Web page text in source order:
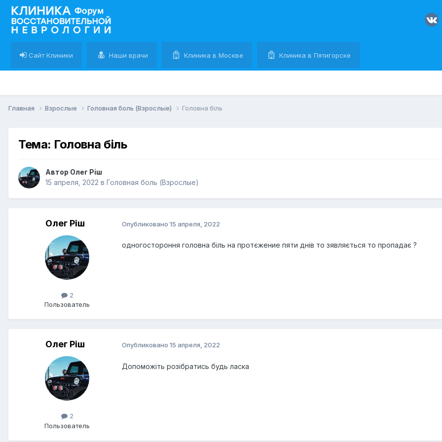
Сайт Клиники Наши врачи Клиника в Москве Клиника в Пятигорске
Главная Взрослые Головная боль (Взрослые) Головна біль
Тема: Головна біль
Автор Олег Рiш
15 апреля, 2022 в Головная боль (Взрослые)
Олег Рiш
2
Пользователь
Опубликовано 15 апреля, 2022
одногостороння головна біль на протєжение пяти днів то зявляється то пропадає ?
Олег Рiш
2
Пользователь
Опубликовано 15 апреля, 2022
Допоможіть розібратись будь ласка